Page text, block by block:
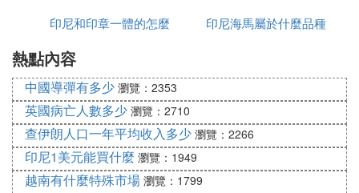
龍血竭性較辛熱而躁熱，陰虛血熱者謹慎使用。
使用量：口服1~1.5g，一般入丸葯粉，不進葯劑。外
敷適當。
葯方舉例說明：七厘散(成葯)：含龍血竭、紅花、兒
茶、硃砂、乳香、沒葯、血竭。每服0.21~0.9g，每
天1~3次，用溫水或溫米酒吞服，也可外敷，以純糧
酒調敷傷處。
註：1、龍血竭溶解醇，不溶解水。
印尼和印章一體的怎麼
印尼海馬屬於什麼品種
熱點內容
中國導彈有多少 瀏覽：2353
英國病亡人數多少 瀏覽：2710
查伊朗人口一年平均收入多少 瀏覽：2266
印尼1美元能買什麼 瀏覽：1949
越南有什麼特殊市場 瀏覽：1799